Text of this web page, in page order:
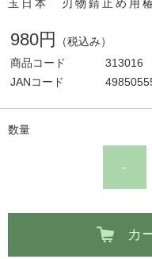
玉日本 刃物錆止め
980円
（税込み）
商品コード
313016
JANコード
数量
-
カ